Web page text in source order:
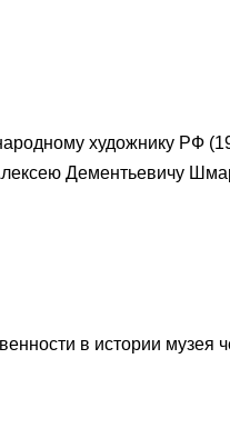
художнику РФ
Дементьевичу
в истории музея